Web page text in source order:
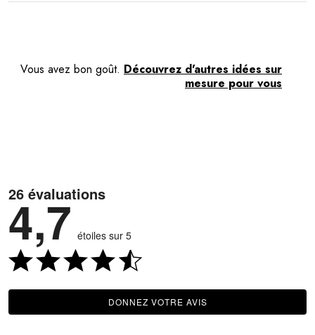
Vous avez bon goût. Découvrez d'autres idées sur
mesure pour vous
26 évaluations
4,7 étoiles sur 5
DONNEZ VOTRE AVIS